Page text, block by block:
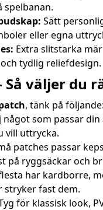
Sätt
eller egna
Extra slitstarka
tydlig reliefdesign.
Så väljer du
, tänk på följande:
något som passar
vill uttrycka.
patches passar
på ryggsäckar och
har kardborre,
stryker fast dem.
för klassisk look,